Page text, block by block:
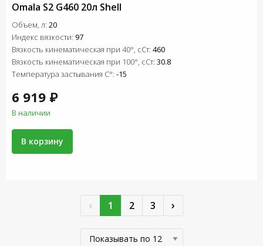
Omala S2 G460 20л Shell
Объем, л: 20
Индекс вязкости: 97
Вязкость кинематическая при 40°, сСт: 460
Вязкость кинематическая при 100°, сСт: 30.8
Температура застывания C°: -15
6 919 ₽
В наличии
В корзину
‹ 1 2 3 ›